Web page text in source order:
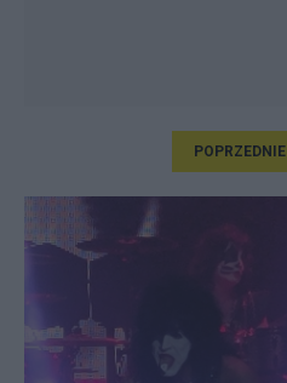
POPRZEDNIE